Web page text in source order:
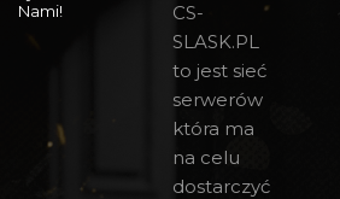
CS-
SLASK.PL
to jest sieć
serwerów
która ma
na celu
dostarczyć